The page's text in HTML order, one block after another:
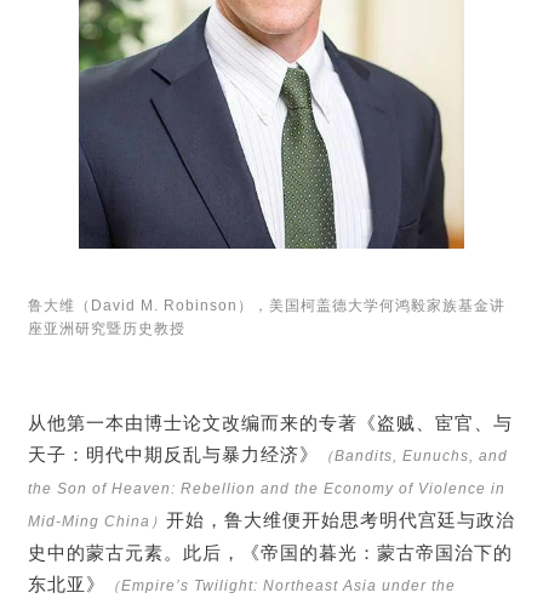
鲁大维（David M. Robinson），美国柯盖德大学何鸿毅家族基金讲
座亚洲研究暨历史教授
从他第一本由博士论文改编而来的专著《盗贼、宦官、与
天子：明代中期反乱与暴力经济》
（Bandits, Eunuchs, and
the Son of Heaven: Rebellion and the Economy of Violence in
Mid-Ming China） 开始，鲁大维便开始思考明代宫廷与政治
史中的蒙古元素。此后，《帝国的暮光：蒙古帝国治下的
东北亚》
（Empire’s Twilight: Northeast Asia under the